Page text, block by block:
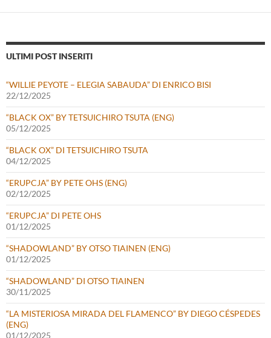
ULTIMI POST INSERITI
“WILLIE PEYOTE – ELEGIA SABAUDA” DI ENRICO BISI
22/12/2025
“BLACK OX” BY TETSUICHIRO TSUTA (ENG)
05/12/2025
“BLACK OX” DI TETSUICHIRO TSUTA
04/12/2025
“ERUPCJA” BY PETE OHS (ENG)
02/12/2025
“ERUPCJA” DI PETE OHS
01/12/2025
“SHADOWLAND” BY OTSO TIAINEN (ENG)
01/12/2025
“SHADOWLAND” DI OTSO TIAINEN
30/11/2025
“LA MISTERIOSA MIRADA DEL FLAMENCO” BY DIEGO CÉSPEDES
(ENG)
01/12/2025